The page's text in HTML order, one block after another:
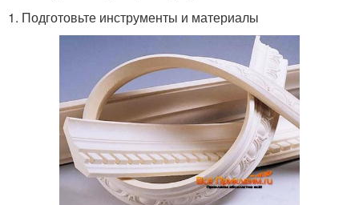
1. Подготовьте инструменты и материалы